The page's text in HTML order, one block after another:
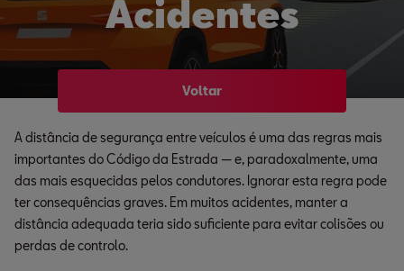
Acidentes
Voltar
A distância de segurança entre veículos é uma das regras mais
importantes do Código da Estrada — e, paradoxalmente, uma
das mais esquecidas pelos condutores. Ignorar esta regra pode
ter consequências graves. Em muitos acidentes, manter a
distância adequada teria sido suficiente para evitar colisões ou
perdas de controlo.